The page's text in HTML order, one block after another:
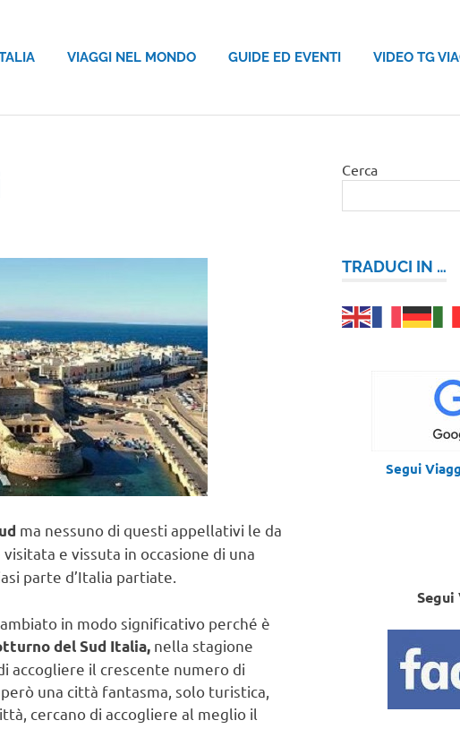
VIAGGI NEL MONDO GUIDE ED EVENTI VIDEO TG
ma nessuno di questi appellativi le da
e vissuta in occasione di una
parte d’Italia partiate.
in modo significativo perché è
del Sud Italia, nella stagione
accogliere il crescente numero di
una città fantasma, solo turistica,
cercano di accogliere al meglio il
Cerca
TRADUCI IN …
Segui
Segui